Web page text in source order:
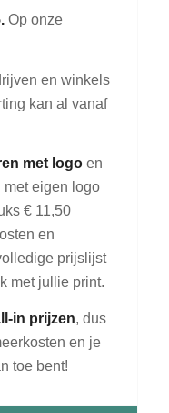
Op onze
en winkels
kan al vanaf
met logoen
met eigen logo
€ 11,50
en
prijslijst
met jullie print.
in prijzen, dus
en je
toe bent!